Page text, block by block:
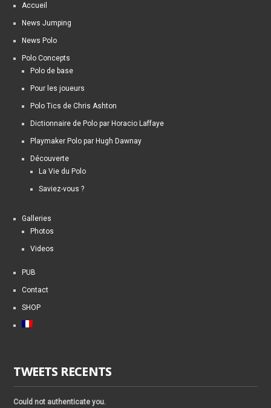
Accueil
News Jumping
News Polo
Polo Concepts
Polo de base
Pour les joueurs
Polo Tics de Chris Ashton
Dictionnaire de Polo par Horacio Laffaye
Playmaker Polo par Hugh Dawnay
Découverte
La Vie du Polo
Saviez-vous ?
Galleries
Photos
Videos
PUB
Contact
SHOP
TWEETS RECENTS
Could not authenticate you.